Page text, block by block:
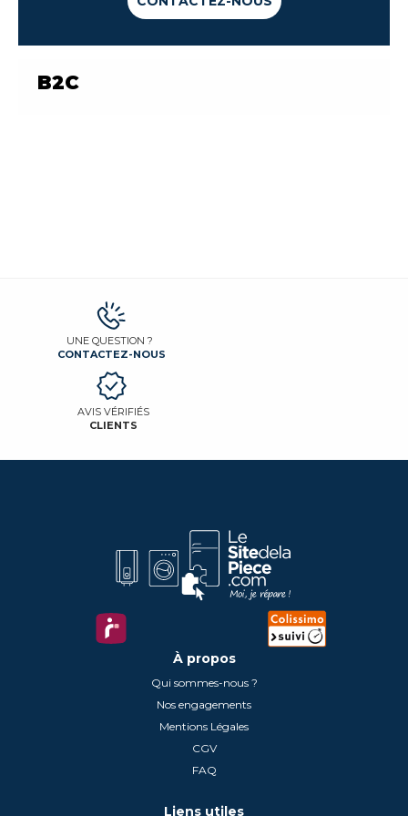
ARTHUR MARTIN ELECTROLUX
ASTORIA
B2C
UNE QUESTION ?
CONTACTEZ-NOUS
AVIS VÉRIFIÉS
CLIENTS
À propos
Qui sommes-nous ?
Nos engagements
Mentions Légales
CGV
FAQ
Liens utiles